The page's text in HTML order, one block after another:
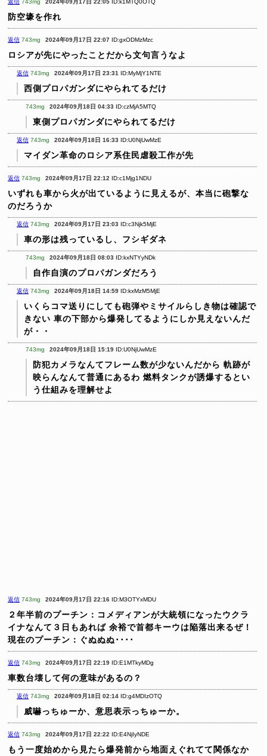
返信 743mg 2024年09月17日 22:05 ID:k1MTQ0OTQ
防空壕を作れ
返信 743mg 2024年09月17日 22:07 ID:gxODMzMzc
ロシアが先にやったことだから文句言うなよ
返信 743mg 2024年09月17日 23:31 ID:MyMjY1NTE
西側プロパガンダにやられてるだけ
743mg 2024年09月18日 04:33 ID:czMjA5MTQ
東側プロパガンダにやられてるだけ
返信 743mg 2024年09月18日 16:33 ID:U0NjUwMzE
マイダン革命のロシア系住民虐殺工作が先
返信 743mg 2024年09月17日 22:12 ID:c1Mjg1NDU
いずれも車から火が出ているように見えるが、本当に砲撃な
のだろうか
返信 743mg 2024年09月17日 23:03 ID:c3Njk5MjE
車の形は残っているし、フシギダネ
743mg 2024年09月18日 08:03 ID:kxNTYyNDk
自作自演のプロパガンダだろう
返信 743mg 2024年09月18日 14:59 ID:kxMzM5MjE
いくらコマ送りにしても砲弾やミサイルらしき物は確認で
きない 車の下部から爆発してるようにしか見えないんだ
が・・
743mg 2024年09月18日 15:19 ID:U0NjUwMzE
防犯カメラなんてフレーム数が少ないんだから 軌跡が
映らんなんて普通にあるわ 燃料タンクが誘爆するとい
う仕組みを理解せよ
返信 743mg 2024年09月17日 22:16 ID:M3OTYxMDU
２年半前のプーチン：コメディアンが大統領になったウクラ
イナなんて３日もあれば 余裕で首都キーウは陥落出来るぜ！
現在のプーチン：ぐぬぬぬ････
返信 743mg 2024年09月17日 22:19 ID:E1MTkyMDg
車数台壊して何の意味があるの？
返信 743mg 2024年09月18日 02:14 ID:g4MDIzOTQ
威嚇っちゅーか、意思表示っちゅーか。
返信 743mg 2024年09月17日 22:22 ID:E4NjIyNDE
もう一度始めから見たら爆発前から地面えぐれてて関係なか